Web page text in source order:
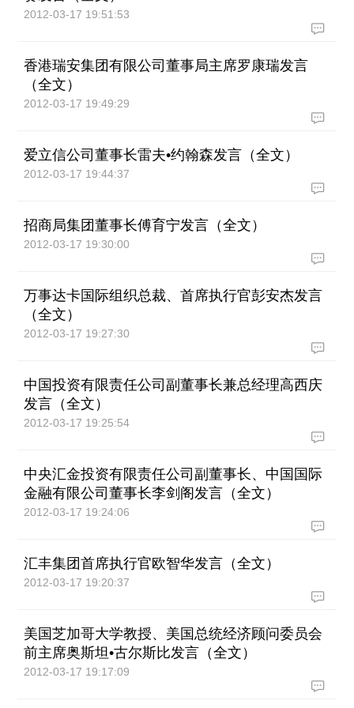
2012-03-17 19:51:53
香港瑞安集团有限公司董事局主席罗康瑞发言
（全文）
2012-03-17 19:49:29
爱立信公司董事长雷夫•约翰森发言（全文）
2012-03-17 19:44:37
招商局集团董事长傅育宁发言（全文）
2012-03-17 19:30:00
万事达卡国际组织总裁、首席执行官彭安杰发言
（全文）
2012-03-17 19:27:30
中国投资有限责任公司副董事长兼总经理高西庆
发言（全文）
2012-03-17 19:25:54
中央汇金投资有限责任公司副董事长、中国国际
金融有限公司董事长李剑阁发言（全文）
2012-03-17 19:24:06
汇丰集团首席执行官欧智华发言（全文）
2012-03-17 19:20:37
美国芝加哥大学教授、美国总统经济顾问委员会
前主席奥斯坦•古尔斯比发言（全文）
2012-03-17 19:17:09